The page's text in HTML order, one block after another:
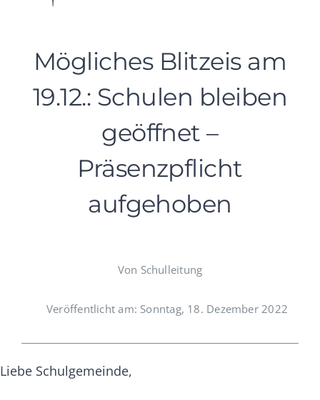
Mögliches Blitzeis am
19.12.: Schulen bleiben
geöffnet –
Präsenzpflicht
aufgehoben
Von Schulleitung
Veröffentlicht am: Sonntag, 18. Dezember 2022
Liebe Schulgemeinde,